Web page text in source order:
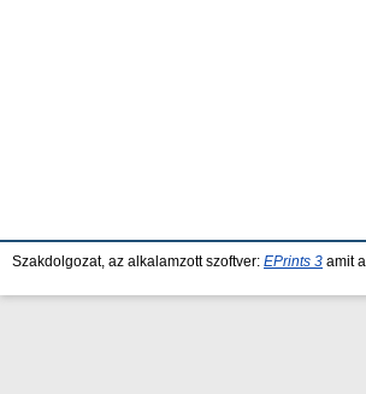
Szakdolgozat, az alkalamzott szoftver: EPrints 3 amit a